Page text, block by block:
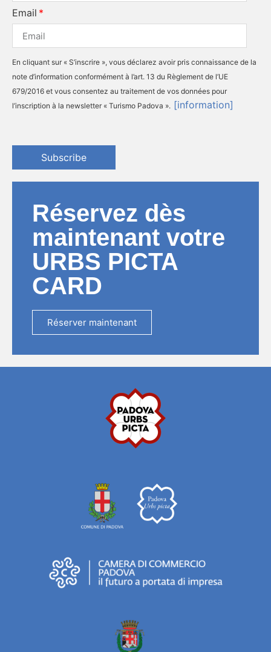
Email
En cliquant sur « S’inscrire », vous déclarez avoir pris connaissance de la
note d’information conformément à l’art. 13 du Règlement de l’UE
679/2016 et vous consentez au traitement de vos données pour
l’inscription à la newsletter « Turismo Padova ». [information]
Subscribe
Réservez dès
maintenant votre
URBS PICTA
CARD
Réserver maintenant